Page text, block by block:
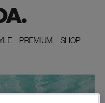
PREMIUM
PREMIUM SHOP
SHOP